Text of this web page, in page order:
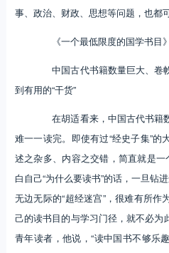
事、政治、财政、思想等问题，也都
《一个最低限度的国学书目》
中国古代书籍数量巨大、卷
到有用的“干货”
在胡适看来，中国古代书籍
难一一读完。即使有过“经史子集”
述之杂多、内容之交错，简直就是一
白自己“为什么要读书”的话，一旦钻
无边无际的“超经迷宫”，很难有所作
己的读书目的与学习门径，就不必
青年读者，他说，“读中国书不够乐